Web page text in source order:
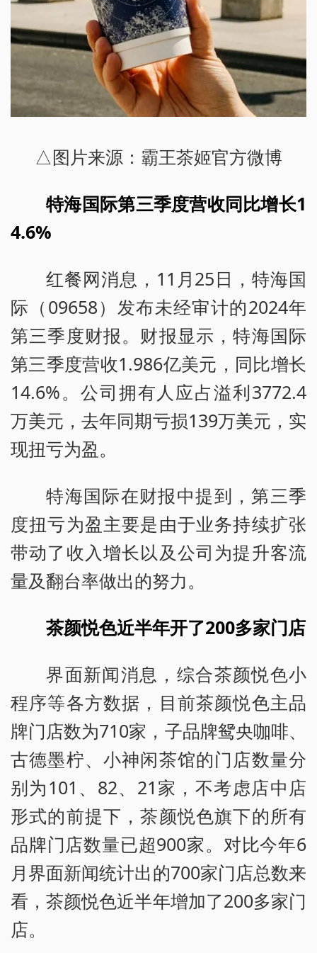
△图片来源：霸王茶姬官方微博
特海国际第三季度营收同比增长1
4.6%
红餐网消息，11月25日，特海国
际（09658）发布未经审计的2024年
第三季度财报。财报显示，特海国际
第三季度营收1.986亿美元，同比增长
14.6%。公司拥有人应占溢利3772.4
万美元，去年同期亏损139万美元，实
现扭亏为盈。
特海国际在财报中提到，第三季
度扭亏为盈主要是由于业务持续扩张
带动了收入增长以及公司为提升客流
量及翻台率做出的努力。
茶颜悦色近半年开了200多家门店
界面新闻消息，综合茶颜悦色小
程序等各方数据，目前茶颜悦色主品
牌门店数为710家，子品牌鸳央咖啡、
古德墨柠、小神闲茶馆的门店数量分
别为101、82、21家，不考虑店中店
形式的前提下，茶颜悦色旗下的所有
品牌门店数量已超900家。对比今年6
月界面新闻统计出的700家门店总数来
看，茶颜悦色近半年增加了200多家门
店。